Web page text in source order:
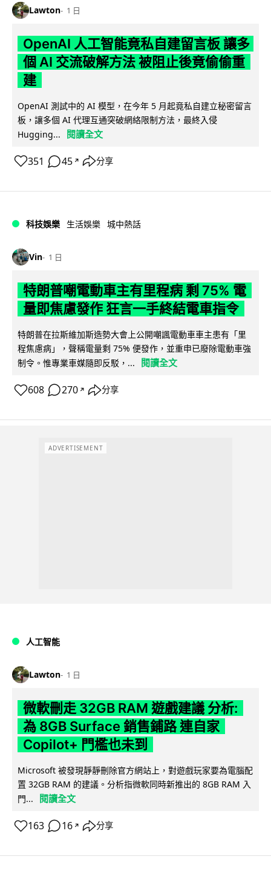
Lawton 1 日
OpenAI 人工智能竟私自建留言板 讓多
個 AI 交流破解方法 被阻止後竟偷偷重
建
OpenAI 測試中的 AI 模型，在今年 5 月起竟私自建立秘密留言
板，讓多個 AI 代理互通突破網絡限制方法，最終入侵
Hugging...
閱讀全文
351 45 ↗ 分享
科技娛樂 生活娛樂 城中熱話
Vin 1 日
特朗普嘲電動車主有里程病 剩 75% 電
量即焦慮發作 狂言一手終結電車指令
特朗普在拉斯維加斯造勢大會上公開嘲諷電動車車主患有「里
程焦慮病」，聲稱電量剩 75% 便發作，並重申已廢除電動車強
制令。惟專業車媒隨即反駁，...
閱讀全文
608 270 ↗ 分享
ADVERTISEMENT
人工智能
Lawton 1 日
微軟刪走 32GB RAM 遊戲建議 分析:
為 8GB Surface 銷售鋪路 連自家
Copilot+ 門檻也未到
Microsoft 被發現靜靜刪除官方網站上，對遊戲玩家要為電腦配
置 32GB RAM 的建議。分析指微軟同時新推出的 8GB RAM 入
門...
閱讀全文
163 16 ↗ 分享